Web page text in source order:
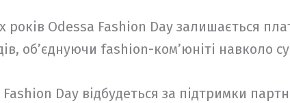
років Odessa Fashion Day залишається
об’єднуючи fashion-ком’юніті навколо
Day відбудеться за підтримки